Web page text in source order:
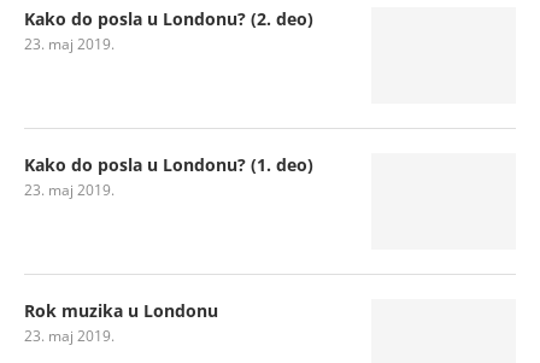
Kako do posla u Londonu? (2. deo)
23. maj 2019.
Kako do posla u Londonu? (1. deo)
23. maj 2019.
Rok muzika u Londonu
23. maj 2019.